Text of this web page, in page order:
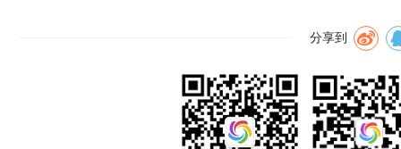
分享到